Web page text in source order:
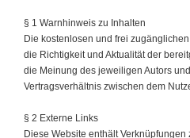
§ 1 Warnhinweis zu Inhalten
Die kostenlosen und frei
die Richtigkeit und Aktualität der
die Meinung des jeweiligen Autors
Vertragsverhältnis zwischen dem
§ 2 Externe Links
Diese Website enthält